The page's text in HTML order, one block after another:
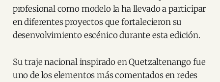
profesional como modelo la ha llevado a participar
en diferentes proyectos que fortalecieron su
desenvolvimiento escénico durante esta edición.
Su traje nacional inspirado en Quetzaltenango fue
uno de los elementos más comentados en redes